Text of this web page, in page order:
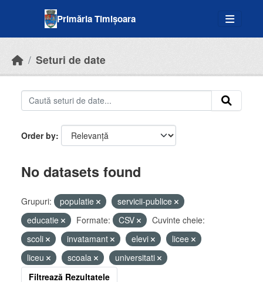
Primăria Timișoara
Seturi de date
Order by
No datasets found
Grupuri: populatie
servicii-publice
educatie
Formate: CSV
Cuvinte cheie:
scoli
invatamant elevi
licee
liceu
scoala
universitati
Filtrează Rezultatele